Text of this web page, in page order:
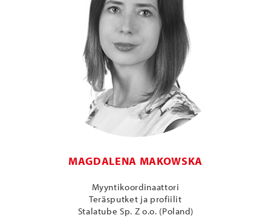
MAGDALENA MAKOWSKA
Myyntikoordinaattori
Teräsputket ja profiilit
Stalatube Sp. Z o.o. (Poland)